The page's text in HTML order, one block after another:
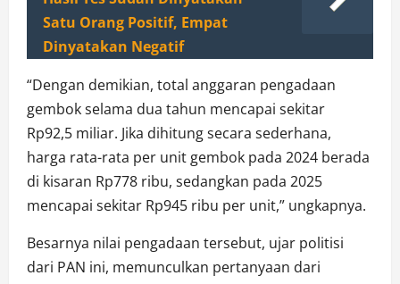
Satu Orang Positif, Empat
Dinyatakan Negatif
“Dengan demikian, total anggaran pengadaan
gembok selama dua tahun mencapai sekitar
Rp92,5 miliar. Jika dihitung secara sederhana,
harga rata-rata per unit gembok pada 2024 berada
di kisaran Rp778 ribu, sedangkan pada 2025
mencapai sekitar Rp945 ribu per unit,” ungkapnya.
Besarnya nilai pengadaan tersebut, ujar politisi
dari PAN ini, memunculkan pertanyaan dari